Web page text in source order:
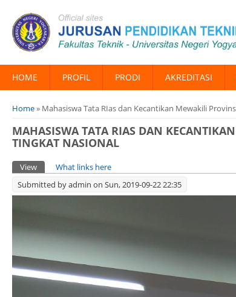
HOME PROFIL PRODI AKREDITASI
You are here
Home» Mahasiswa Tata RIas dan Kecantikan Mewakili
MAHASISWA TATA RIAS DAN
TINGKAT NASIONAL
Primary tabs
View (active tab)
What links here
Submitted byadmin on Sun, 2019-09-22 22:35